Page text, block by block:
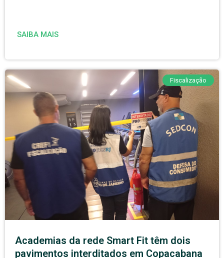
SAIBA MAIS
Fiscalização
Academias da rede Smart Fit têm dois
pavimentos interditados em Copacabana